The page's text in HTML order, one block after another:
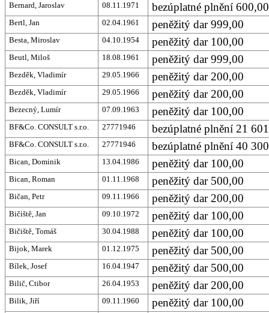
Bernard, Jaroslav 08.11.1971 bezúplatné plnění
Bertl, Jan 02.04.1961 peněžitý dar 999,00
Besta, Miroslav 04.10.1954 peněžitý dar 100,00
Beutl, Miloš 18.08.1961 peněžitý dar 999,00
Bezděk, Vladimír 29.05.1966 peněžitý dar 200,00
Bezděk, Vladimír 29.05.1966 peněžitý dar 200,00
Bezecný, Lumír 07.09.1963 peněžitý dar 100,00
BF&Co. CONSULT s.r.o. 27771946 bezúplatné plnění 21
BF&Co. CONSULT s.r.o. 27771946 bezúplatné plnění 40
Bican, Dominik 13.04.1986 peněžitý dar 100,00
Bican, Roman 01.11.1968 peněžitý dar 500,00
Bičan, Petr 09.11.1966 peněžitý dar 200,00
Bičiště, Jan 09.10.1972 peněžitý dar 100,00
Bičiště, Tomáš 30.04.1988 peněžitý dar 100,00
Bijok, Marek 01.12.1975 peněžitý dar 500,00
Bílek, Josef 16.04.1947 peněžitý dar 500,00
Bilič, Ctibor 26.04.1953 peněžitý dar 200,00
Bilik, Jiří 09.11.1960 peněžitý dar 100,00